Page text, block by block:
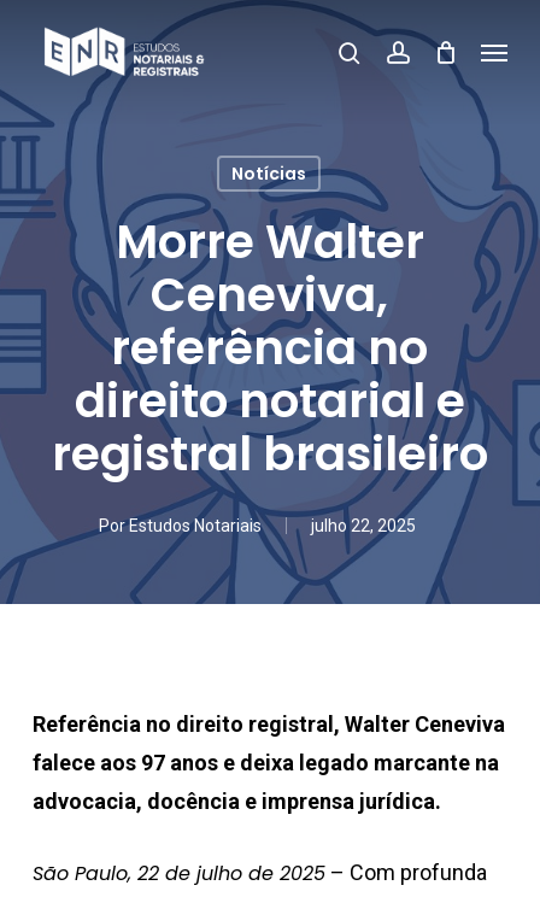
main
content
pesquisar
account
Menu
Notícias
Morre Walter
Ceneviva,
referência no
direito notarial e
registral brasileiro
PorEstudos Notariais julho 22, 2025
Referência no direito registral, Walter Ceneviva
falece aos 97 anos e deixa legado marcante na
advocacia, docência e imprensa jurídica.
São Paulo, 22 de julho de 2025– Com profunda
Menu